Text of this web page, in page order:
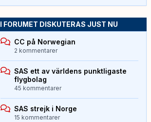
I FORUMET DISKUTERAS JUST NU
CC på Norwegian
2 kommentarer
SAS ett av världens punktligaste
flygbolag
45 kommentarer
SAS strejk i Norge
15 kommentarer